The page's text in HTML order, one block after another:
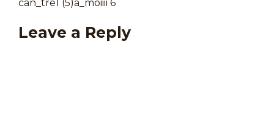
can_tre1 (5)a_moiiii 6
Leave a Reply